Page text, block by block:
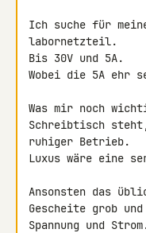
Ich suche für
labornetzteil.
Bis 30V und 5A.
Wobei die 5A ehr
Was mir noch
Schreibtisch
ruhiger Betrieb.
Luxus wäre eine
Ansonsten das
Gescheite grob
Spannung und